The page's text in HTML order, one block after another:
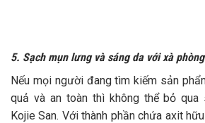
5. Sạch mụn lưng và sáng da với xà
Nếu mọi người đang tìm kiếm sản
quả và an toàn thì không thể bỏ qua
Kojie San. Với thành phần chứa axit